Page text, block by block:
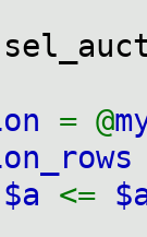
= @
$a <=